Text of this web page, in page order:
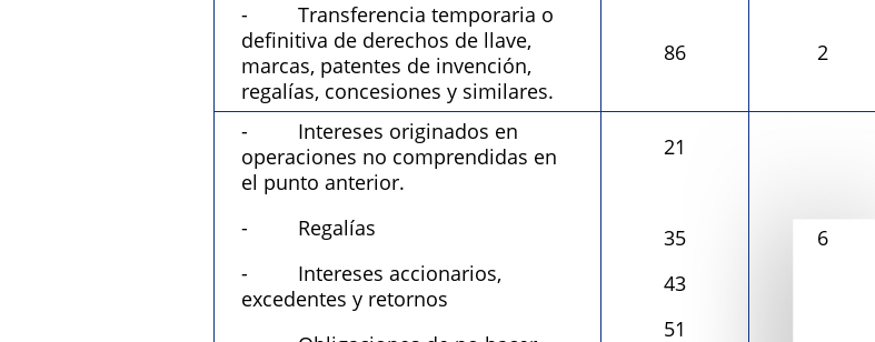
- Transferencia temporaria o
definitiva de derechos de llave,
marcas, patentes de invención,
regalías, concesiones y similares.
86 2
- Intereses originados en
operaciones no comprendidas en
el punto anterior.
- Regalías
- Intereses accionarios,
excedentes y retornos
21
35
43
51
6